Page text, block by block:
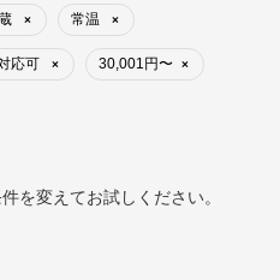
× 常温 ×
応可 × 30,001円〜 ×
を変えてお試しください。